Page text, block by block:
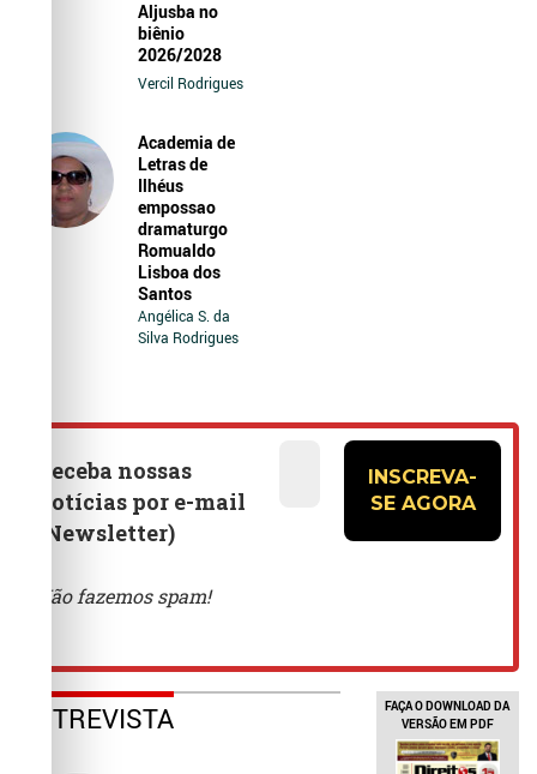
Aljusba no
biênio
2026/2028
Vercil Rodrigues
Academia de
Letras de
Ilhéus
empossao
dramaturgo
Romualdo
Lisboa dos
Santos
Angélica S. da
Silva Rodrigues
ENTREVISTA
FAÇA O DOWNLOAD DA
VERSÃO EM PDF